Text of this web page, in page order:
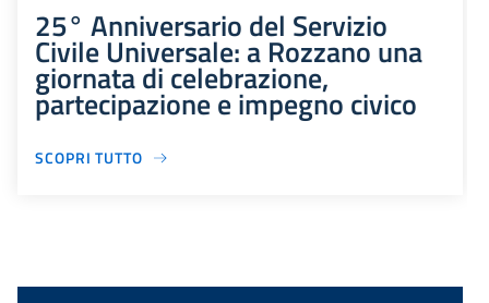
25° Anniversario del Servizio
Civile Universale: a Rozzano una
giornata di celebrazione,
partecipazione e impegno civico
SCOPRI TUTTO